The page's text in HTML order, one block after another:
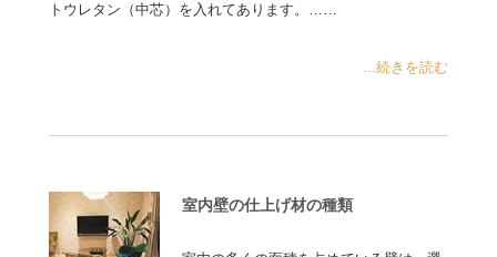
トウレタン（中芯）を入れてあります。……
...続きを読む
室内壁の仕上げ材の種類